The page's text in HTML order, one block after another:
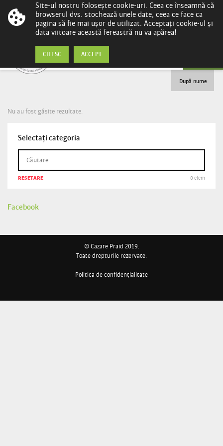
Supermarket
După nume
Nu au fost găsite rezultate.
Selectați categoria
RESETARE 0 elem
Facebook
© Cazare Praid 2019.
Toate drepturile rezervate.
Politica de confidențialitate
Site-ul nostru folosește cookie-uri. Ceea ce înseamnă că
browserul dvs. stochează unele date, ceea ce face ca
pagina să fie mai ușor de utilizat. Acceptați cookie-ul și
data viitoare această fereastră nu va apărea!
CITESC ACCEPT